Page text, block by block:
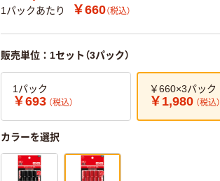
1パックあたり
￥660（税込）
販売単位：1セット（3パック）
1パック
￥693 （税込）
￥660×3パック
￥1,980 （税込）
カラーを選択